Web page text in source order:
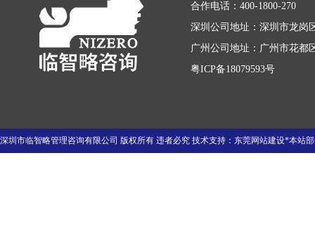
合作电话：400-1800-270
深圳公司地址：深圳市龙岗
广州公司地址：广州市花都
粤ICP备18079593号
深圳市临智略管理咨询有限公司 版权所有 违者必究 技术支持： 东莞网站建设*本站